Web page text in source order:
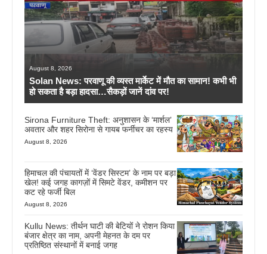
August 8, 2026
Solan News: परवाणू की व्यस्त मार्केट में मौत का सामान! कभी भी
हो सकता है बड़ा हादसा…सैकड़ों जानें दांव पर!
Sirona Furniture Theft: अनुशासन के ‘मार्शल’
अवतार और शहर सिरोना से गायब फर्नीचर का रहस्य
August 8, 2026
हिमाचल की पंचायतों में ‘वेंडर सिस्टम’ के नाम पर बड़ा
खेल! कई जगह कागज़ों में सिमटे वेंडर, कमीशन पर
कट रहे फर्जी बिल
August 8, 2026
Kullu News: तीर्थन घाटी की बेटियों ने रोशन किया
बंजार क्षेत्र का नाम, अपनी मेहनत के दम पर
प्रतिष्ठित संस्थानों में बनाई जगह